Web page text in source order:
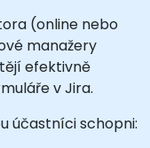
(online nebo
manažery
efektivně
v Jira.
účastníci schopni: